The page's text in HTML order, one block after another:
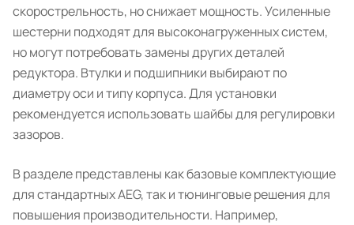
скорострельность, но снижает мощность. Усиленные
шестерни подходят для высоконагруженных систем,
но могут потребовать замены других деталей
редуктора. Втулки и подшипники выбирают по
диаметру оси и типу корпуса. Для установки
рекомендуется использовать шайбы для регулировки
зазоров.
В разделе представлены как базовые комплектующие
для стандартных AEG, так и тюнинговые решения для
повышения производительности. Например,